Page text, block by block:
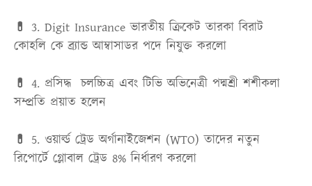
💊 3. Digit Insurance ভারতীয় ক্রিকেট তারকা বিরাট
কোহলি কে ব্র্যান্ড আম্বাসাডর পদে নিযুক্ত করলো
💊 4. প্রসিদ্ধ চলচ্চিত্র এবং টিভি অভিনেত্রী পদ্মশ্রী শশীকলা
সম্প্রতি প্রয়াত হলেন
💊 5. ওয়ার্ল্ড ট্রেড অর্গানাইজেশন (WTO) তাদের নতুন
রিপোর্টে গ্লোবাল ট্রেড 8% নির্ধারণ করলো